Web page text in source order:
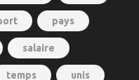
pays
salaire
temps unis